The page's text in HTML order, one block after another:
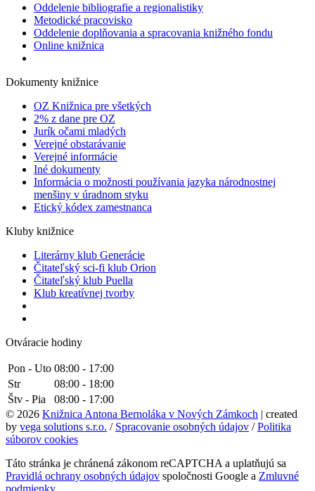
Oddelenie bibliografie a regionalistiky
Metodické pracovisko
Oddelenie doplňovania a spracovania knižného fondu
Online knižnica
Dokumenty knižnice
OZ Knižnica pre všetkých
2% z dane pre OZ
Jurík očami mladých
Verejné obstarávanie
Verejné informácie
Iné dokumenty
Informácia o možnosti používania jazyka národnostnej
menšiny v úradnom styku
Etický kódex zamestnanca
Kluby knižnice
Literárny klub Generácie
Čitateľský sci-fi klub Orion
Čitateľský klub Puella
Klub kreatívnej tvorby
Otváracie hodiny
Pon - Uto 08:00 - 17:00
Str
08:00 - 18:00
Štv - Pia
08:00 - 17:00
© 2026 Knižnica Antona Bernoláka v Nových Zámkoch | created
by vega solutions s.r.o. / Spracovanie osobných údajov /Politika
súborov cookies
Táto stránka je chránená zákonom reCAPTCHA a uplatňujú sa
Pravidlá ochrany osobných údajov spoločnosti Google a Zmluvné